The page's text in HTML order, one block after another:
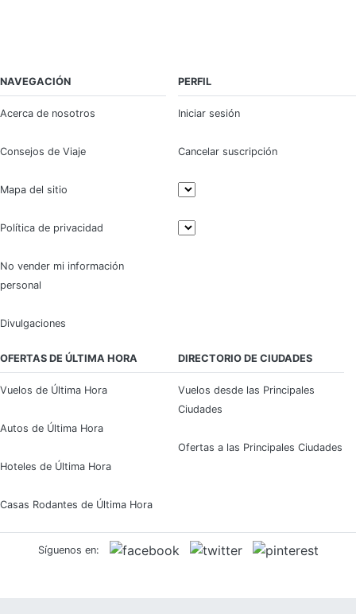
NAVEGACIÓN
Acerca de nosotros
Consejos de Viaje
Mapa del sitio
Política de privacidad
No vender mi información
personal
Divulgaciones
PERFIL
Iniciar sesión
Cancelar suscripción
OFERTAS DE ÚLTIMA HORA
Vuelos de Última Hora
Autos de Última Hora
Hoteles de Última Hora
Casas Rodantes de Última Hora
DIRECTORIO DE CIUDADES
Vuelos desde las Principales
Ciudades
Ofertas a las Principales Ciudades
Síguenos en: